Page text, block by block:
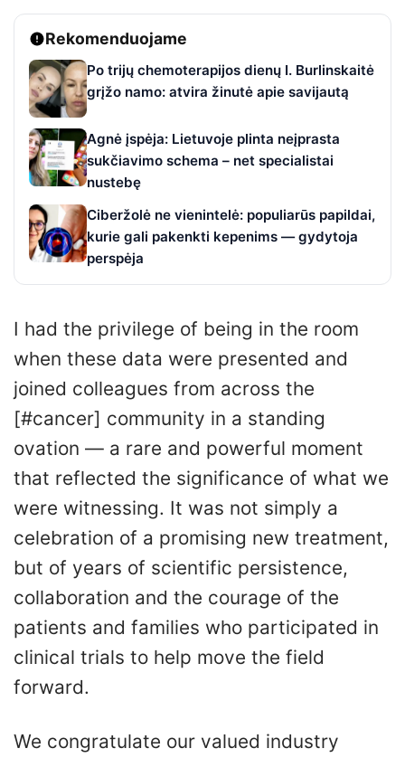
Rekomenduojame
Po trijų chemoterapijos dienų I. Burlinskaitė
grįžo namo: atvira žinutė apie savijautą
Agnė įspėja: Lietuvoje plinta neįprasta
sukčiavimo schema – net specialistai
nustebę
Ciberžolė ne vienintelė: populiarūs papildai,
kurie gali pakenkti kepenims — gydytoja
perspėja
I had the privilege of being in the room
when these data were presented and
joined colleagues from across the
[#cancer] community in a standing
ovation — a rare and powerful moment
that reflected the significance of what we
were witnessing. It was not simply a
celebration of a promising new treatment,
but of years of scientific persistence,
collaboration and the courage of the
patients and families who participated in
clinical trials to help move the field
forward.
We congratulate our valued industry